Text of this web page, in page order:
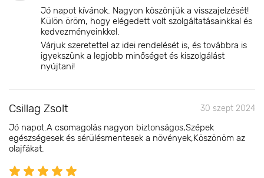
Jó napot kívánok. Nagyon köszönjük a visszajelzését!
Külön öröm, hogy elégedett volt szolgáltatásainkkal és
kedvezményeinkkel.
Várjuk szeretettel az idei rendelését is, és továbbra is
igyekszünk a legjobb minőséget és kiszolgálást
nyújtani!
Csillag Zsolt 30 szept 2024
Jó napot.A csomagolás nagyon biztonságos,Szépek
egészségesek és sérülésmentesek a növények,Köszönöm az
olajfákat.